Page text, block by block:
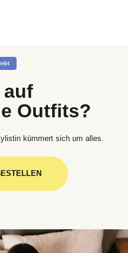
Outfits?
kümmert sich um alles.